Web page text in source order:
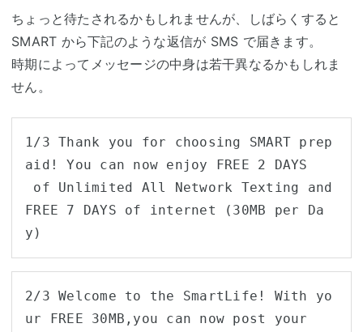
ちょっと待たされるかもしれませんが、しばらくすると
SMART から下記のような返信が SMS で届きます。
時期によってメッセージの中身は若干異なるかもしれま
せん。
1/3 Thank you for choosing SMART prep
aid! You can now enjoy FREE 2 DAYS
FREE 7 DAYS of internet (30MB per Da
y)
2/3 Welcome to the SmartLife! With yo
ur FREE 30MB,you can now post your